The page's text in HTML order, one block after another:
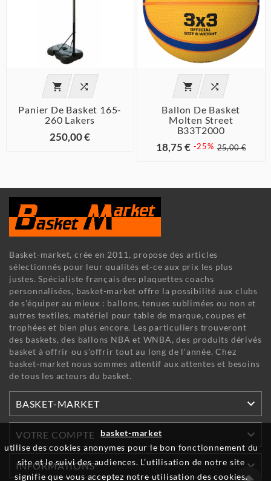
basket-market
utilise des cookies anonymes pour le bon fonctionnement du
site et le suivi des audiences. L’utilisation de notre site
signifie que vous acceptez notre utilisation des cookies.
 
Panier De Basket 165-
260 Lakers
250,00 €
 
Ballon De Basket
Molten Street
B33T2000
18,75 € -25% 25,00 €
Basket-market, crée en 2011, propose des articles
sélectionnés pour leur qualités et-ce aux prix les plus
justes. Spécialiste français des plaquettes coachs
personnalisées, basket-market offre la possibilité aux clubs
de s'équiper au mieux : ballons, tenues sublimées ou non et
autres textiles, matériel pour table de marque, coupes et
trophées et bien plus encore. Les particuliers trouveront
des baskets, des ballons NBA et WNBA, des produits dérivés
basket à offrir ou s'offrir tout au long de l'année. Chez
basket-market nous sommes attentif aux attentes et besoins
de tous les acteurs du basket.
BASKET-MARKET 
VOTRE COMPTE 
INFORMATIONS 